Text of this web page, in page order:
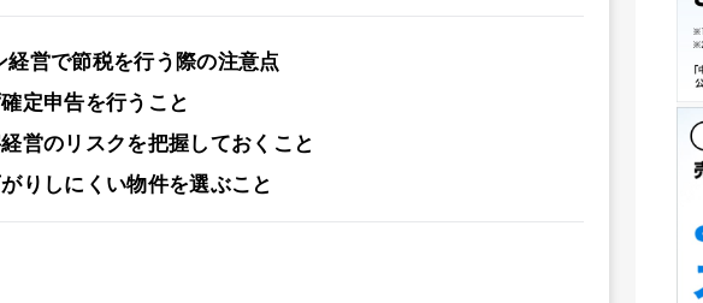
経営で節税を行う際の注意点
定申告を行うこと
営のリスクを把握しておくこと
りしにくい物件を選ぶこと